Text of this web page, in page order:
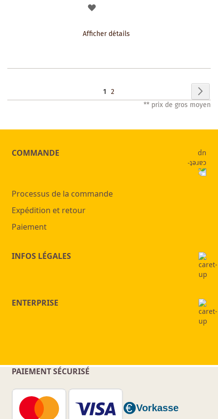
AJOUTER
SOUHAITS
Afficher détails
Page
Vous
1 Page
2
** prix de gros moyen
COMMANDE
Processus de la commande
Expédition et retour
Paiement
INFOS LÉGALES
ENTERPRISE
PAIEMENT SÉCURISÉ